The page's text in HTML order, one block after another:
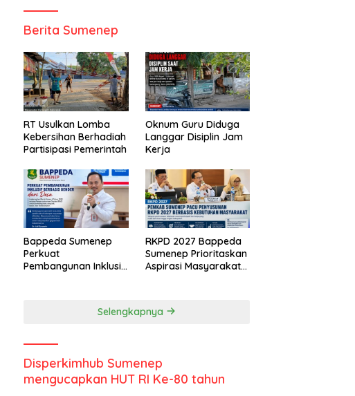
Berita Sumenep
RT Usulkan Lomba
Kebersihan Berhadiah
Partisipasi Pemerintah
Oknum Guru Diduga
Langgar Disiplin Jam
Kerja
Bappeda Sumenep
Perkuat
Pembangunan Inklusif
RKPD 2027 Bappeda
Sumenep Prioritaskan
Aspirasi Masyarakat
Selengkapnya
Disperkimhub Sumenep
mengucapkan HUT RI Ke-80 tahun